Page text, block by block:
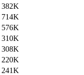
382K
714K
576K
310K
308K
220K
241K